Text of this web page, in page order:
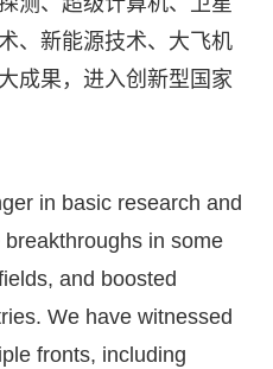
、新能源技术、大飞机
成果，进入创新型国家
in basic research and
in some
and boosted
We have witnessed
fronts, including